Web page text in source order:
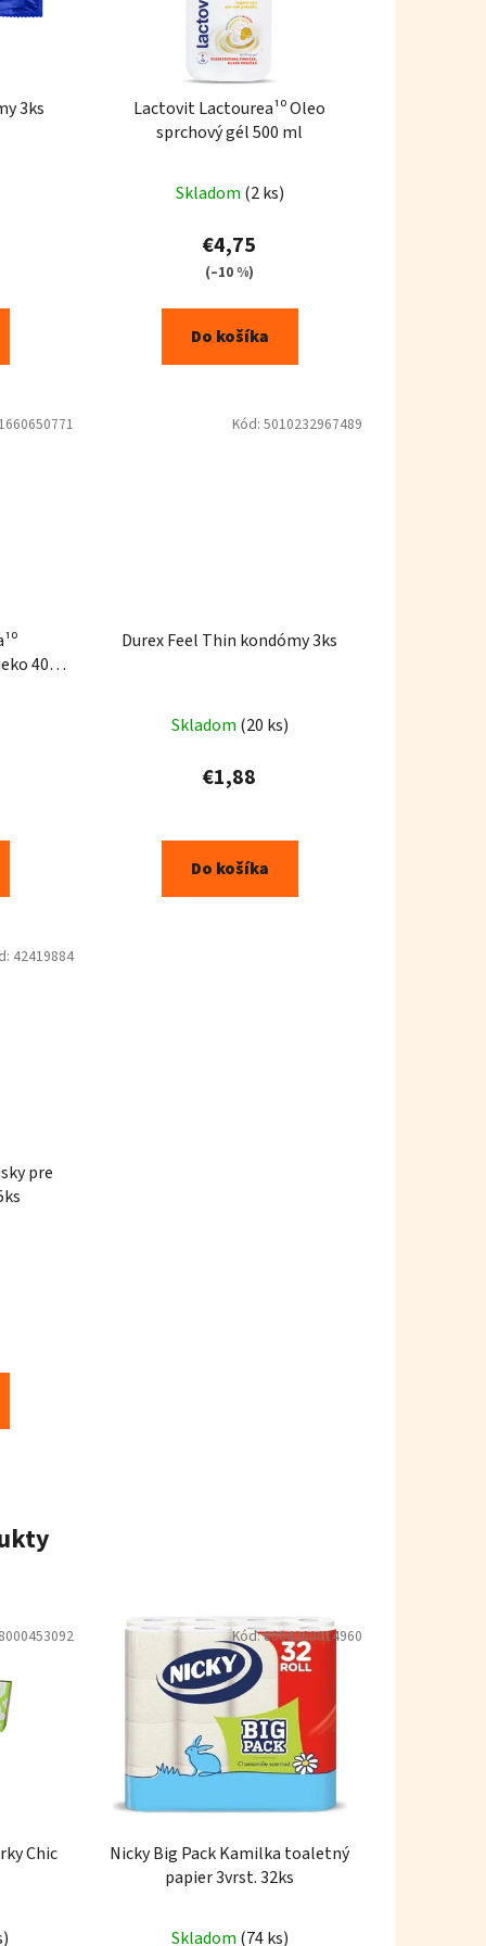
3ks
Lactovit Lactourea¹⁰ Oleo
sprchový gél 500 ml
Skladom (2 ks)
€4,75
(–10 %)
Do košíka
400
Durex Feel Thin kondómy 3ks
Skladom (20 ks)
€1,88
Do košíka
Kód: 5010232967489
pre
42419884
Chic
Nicky Big Pack Kamilka toaletný
papier 3vrst. 32ks
Skladom (74 ks)
Kód:8004260014960